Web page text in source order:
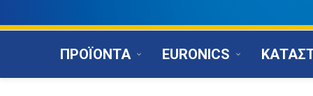
ΠΡΟΪΟΝΤΑ EURONICS